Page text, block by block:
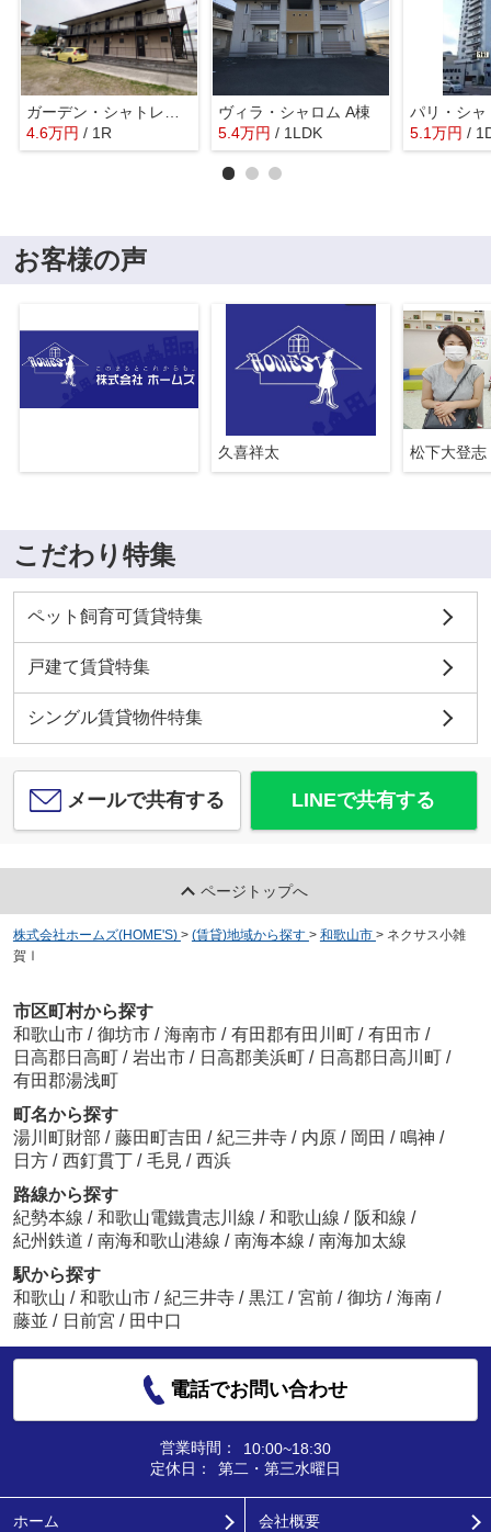
4.6万円 / 1R
ヴィラ・シャロム A棟
5.4万円 / 1LDK
パリ・シャ
5.1万円 /
お客様の声
久喜祥太 松下大登志
こだわり特集
ペット飼育可賃貸特集
戸建て賃貸特集
シングル賃貸物件特集
メールで共有する LINEで共有する
ページトップへ
株式会社ホームズ(HOME'S) > (賃貸)地域から探す > 和歌山市 > ネクサス小雑
賀Ⅰ
市区町村から探す
和歌山市 / 御坊市 / 海南市 / 有田郡有田川町 / 有田市 /
日高郡日高町 / 岩出市 / 日高郡美浜町 / 日高郡日高川町 /
有田郡湯浅町
町名から探す
湯川町財部 / 藤田町吉田 / 紀三井寺 / 内原 / 岡田 / 鳴神 /
日方 / 西釘貫丁 / 毛見 / 西浜
路線から探す
紀勢本線 / 和歌山電鐵貴志川線 / 和歌山線 / 阪和線 /
紀州鉄道 / 南海和歌山港線 / 南海本線 / 南海加太線
駅から探す
和歌山 / 和歌山市 / 紀三井寺 / 黒江 / 宮前 / 御坊 / 海南 /
藤並 / 日前宮 / 田中口
電話でお問い合わせ
営業時間：
10:00~18:30
定休日：
第二・第三水曜日
ホーム 会社概要